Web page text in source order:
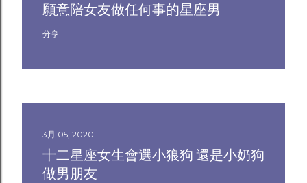
願意陪女友做任何事的星座男
分享
3月 05, 2020
十二星座女生會選小狼狗 還是小奶狗
做男朋友